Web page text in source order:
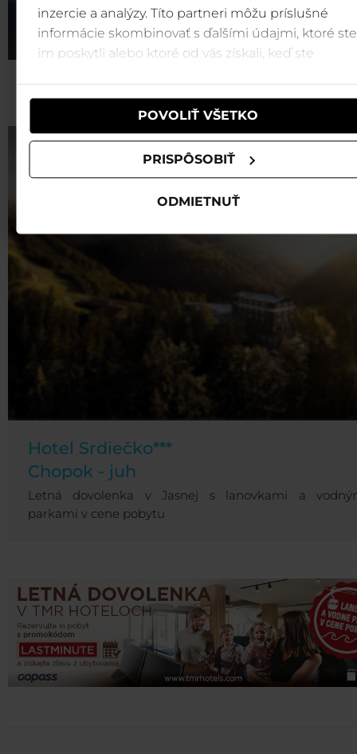
inzercie a analýzy. Títo partneri môžu príslušné
informácie skombinovať s ďalšími údajmi, ktoré ste
im poskytli alebo ktoré od vás získali, keď ste
POVOLIŤ VŠETKO
PRISPÔSOBIŤ
ODMIETNUŤ
Hotel Srdiečko***
Chopok - juh
Letná dovolenka v Jasnej s lanovkami a
parkami v cene pobytu